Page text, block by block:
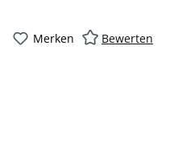
Merken Bewerten